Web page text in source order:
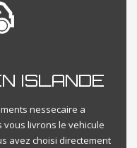
ISLANDE
nessecaire a
livrons le vehicule
avez choisi directement